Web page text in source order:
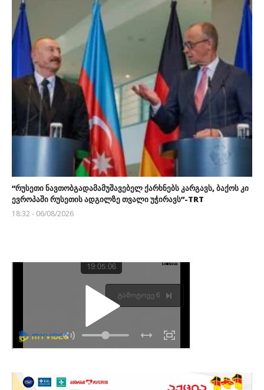
“რუსეთი ნავთობგადამამუშავებელ ქარხნებს კარგავს, ბაქოს კი
ევროპაში რუსეთის ადგილზე თვალი უჭირავს”-TRT
18:32 - 06/08/2026